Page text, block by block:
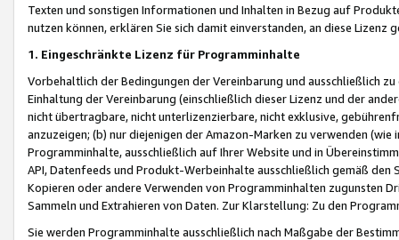
Texten und sonstigen Informationen und Inhalten in Bezug auf
nutzen können, erklären Sie sich damit einverstanden, an diese Lizenz
1. Eingeschränkte Lizenz für Programminhalte
Vorbehaltlich der Bedingungen der Vereinbarung und ausschließlich
Einhaltung der Vereinbarung (einschließlich dieser Lizenz und der
nicht übertragbare, nicht unterlizenzierbare, nicht exklusive,
anzuzeigen; (b) nur diejenigen der Amazon-Marken zu verwenden
Programminhalte, ausschließlich auf Ihrer Website und in
API, Datenfeeds und Produkt-Werbeinhalte ausschließlich gemäß
Kopieren oder andere Verwenden von Programminhalten zugunsten
Sammeln und Extrahieren von Daten. Zur Klarstellung: Zu den
Sie werden Programminhalte ausschließlich nach Maßgabe der